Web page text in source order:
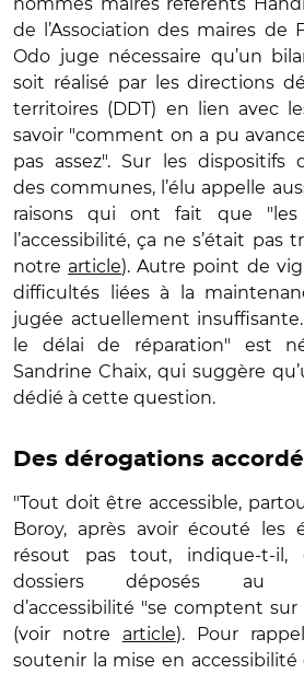
de l’Association des maires de
Odo juge nécessaire qu’un
soit réalisé par les directions
territoires (DDT) en lien avec
savoir "comment on a pu
pas assez". Sur les dispositifs
des communes, l’élu appelle
raisons qui ont fait que "
l’accessibilité, ça ne s’était pas
notre article). Autre point de
difficultés liées à la
jugée actuellement insuffisante.
le délai de réparation" est
Sandrine Chaix, qui suggère
dédié à cette question.
Des dérogations
"Tout doit être accessible,
Boroy, après avoir écouté les
résout pas tout, indique-t-il,
dossiers déposés au
d’accessibilité "se comptent
(voir notre article). Pour
soutenir la mise en